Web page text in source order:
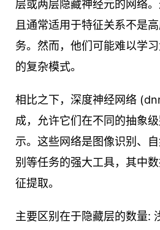
层或两层隐藏神经元的网络
且通常适用于特征关系不是
务。然而，他们可能难以学
的复杂模式。
相比之下，深度神经网络
成，允许它们在不同的抽象
示。这些网络是图像识别、
别等任务的强大工具，其中
征提取。
主要区别在于隐藏层的数量: